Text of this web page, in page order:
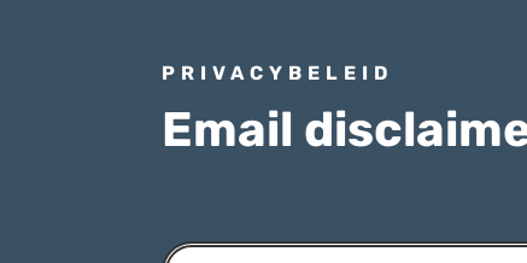
PRIVACYBELEID
Email